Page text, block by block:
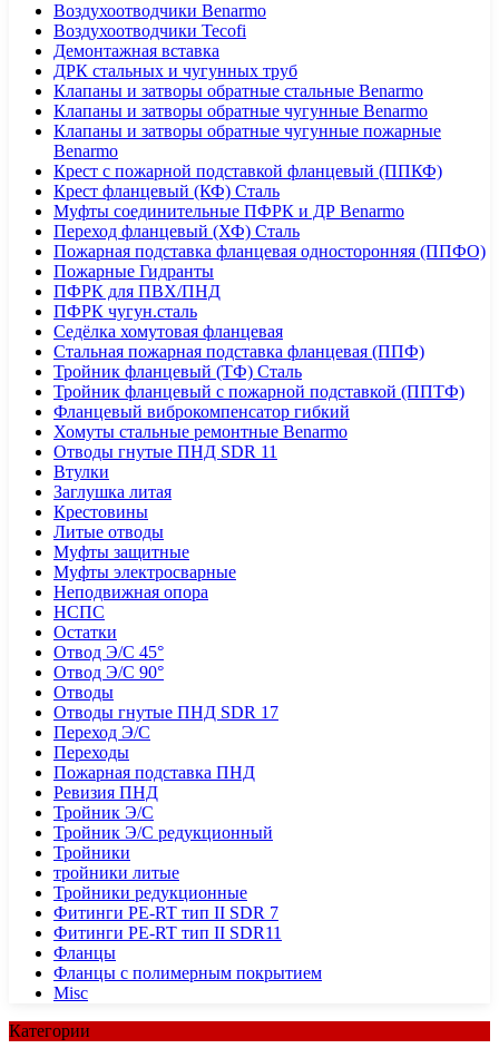
Воздухоотводчики Benarmo
Воздухоотводчики Tecofi
Демонтажная вставка
ДРК стальных и чугунных труб
Клапаны и затворы обратные стальные Benarmo
Клапаны и затворы обратные чугунные Benarmo
Клапаны и затворы обратные чугунные пожарные
Benarmo
Крест с пожарной подставкой фланцевый (ППКФ)
Крест фланцевый (КФ) Сталь
Муфты соединительные ПФРК и ДР Benarmo
Переход фланцевый (ХФ) Сталь
Пожарная подставка фланцевая односторонняя (ППФО)
Пожарные Гидранты
ПФРК для ПВХ/ПНД
ПФРК чугун.сталь
Седёлка хомутовая фланцевая
Стальная пожарная подставка фланцевая (ППФ)
Тройник фланцевый (ТФ) Сталь
Тройник фланцевый с пожарной подставкой (ППТФ)
Фланцевый виброкомпенсатор гибкий
Хомуты стальные ремонтные Benarmo
Отводы гнутые ПНД SDR 11
Втулки
Заглушка литая
Крестовины
Литые отводы
Муфты защитные
Муфты электросварные
Неподвижная опора
НСПС
Остатки
Отвод Э/С 45°
Отвод Э/С 90°
Отводы
Отводы гнутые ПНД SDR 17
Переход Э/С
Переходы
Пожарная подставка ПНД
Ревизия ПНД
Тройник Э/С
Тройник Э/С редукционный
Тройники
тройники литые
Тройники редукционные
Фитинги PE-RT тип II SDR 7
Фитинги PE-RT тип II SDR11
Фланцы
Фланцы с полимерным покрытием
Misc
Категории